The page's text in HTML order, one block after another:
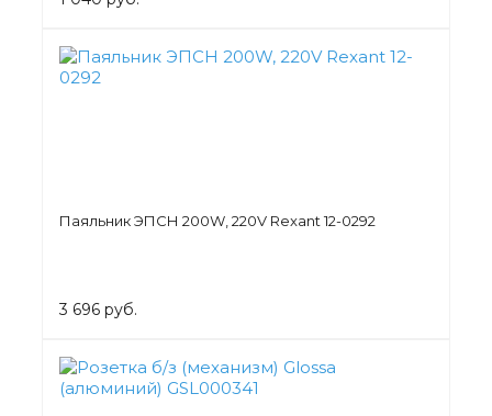
Паяльник ЭПСН 200W, 220V Rexant 12-0292
3 696 руб.